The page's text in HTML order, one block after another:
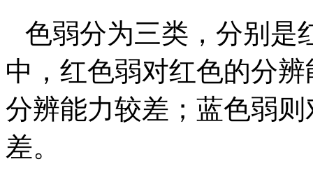
色弱分为三类，分别是
中，红色弱对红色的分
分辨能力较差；蓝色弱
差。